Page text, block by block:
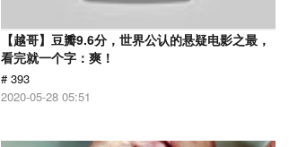
【越哥】豆瓣9.6分，世界公认的悬疑电影之最，
看完就一个字：爽！
# 393
2020-05-28 05:51